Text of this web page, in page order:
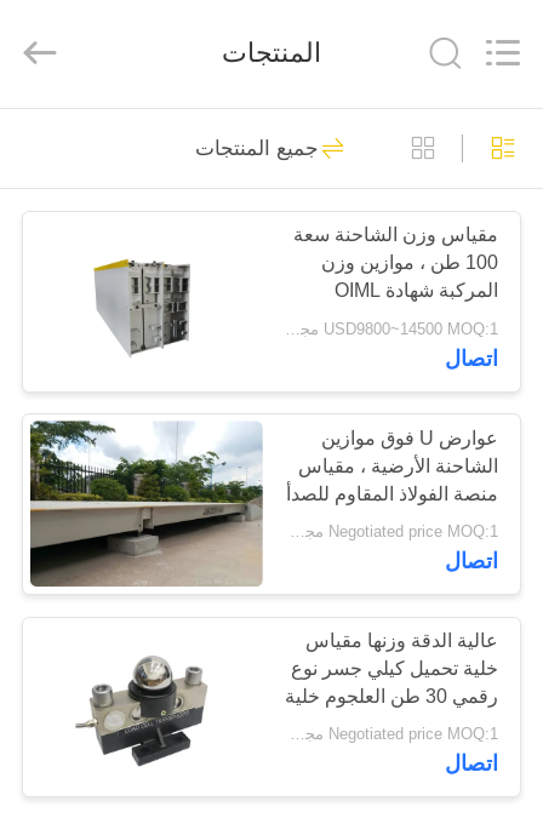
الصفحة
الرئيسية
منتجات
معلومات
جولة
المعمل
مراقبة
الجودة
اتصل
Commerce
Co.,
Rights
موازين الشاحنات
الصناعية
موازين الشاحنات
التجارية
14
مقياس الشاحنة
ويجبريدج
35
المنتجات
جميع المنتجات
مقياس وزن الشاحنة سعة
100 طن ، موازين وزن
المركبة شهادة OIML
USD9800~14500 MOQ:1 مجموعة
اتصال
عوارض U فوق موازين
الشاحنة الأرضية ، مقياس
منصة الفولاذ المقاوم للصدأ
تصميم وحدات 40 طن
Negotiated price MOQ:1 مجموعة
اتصال
عالية الدقة وزنها مقياس
خلية تحميل كيلي جسر نوع
رقمي 30 طن العلجوم خلية
Negotiated price MOQ:1 مجموعة
اتصال